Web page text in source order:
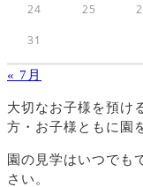
24 25
31
« 7月
大切なお子様を預け
方・お子様ともに園
園の見学はいつでも
さい。